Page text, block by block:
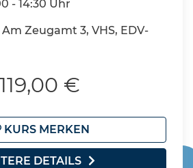
- 14:30 Uhr
Zeugamt 3, VHS, EDV-
119,00 €
KURS MERKEN
DETAILS